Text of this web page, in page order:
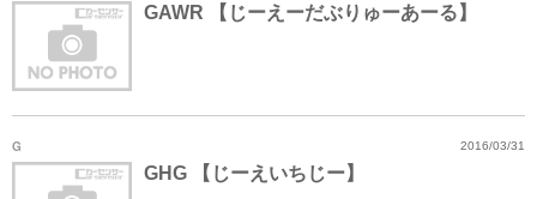
GAWR 【じーえーだぶりゅーあーる】
G 2016/03/31
GHG 【じーえいちじー】